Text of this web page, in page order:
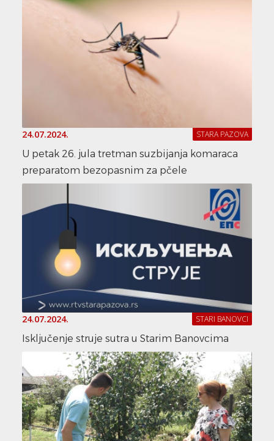
24.07.2024. STARA PAZOVA
U petak 26. jula tretman suzbijanja komaraca
preparatom bezopasnim za pčele
24.07.2024. STARI BANOVCI
Isključenje struje sutra u Starim Banovcima